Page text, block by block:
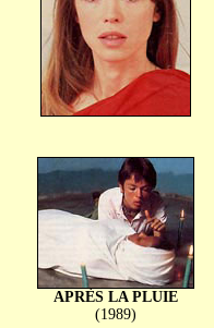
APRÈS LA PLUIE
(1989)